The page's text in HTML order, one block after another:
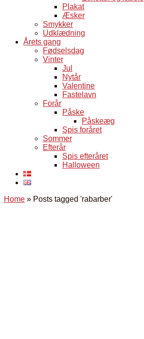
Plakat
Æsker
Smykker
Udklædning
Årets gang
Fødselsdag
Vinter
Jul
Nytår
Valentine
Fastelavn
Forår
Påske
Påskeæg
Spis foråret
Sommer
Efterår
Spis efteråret
Halloween
Home » Posts tagged 'rabarber'